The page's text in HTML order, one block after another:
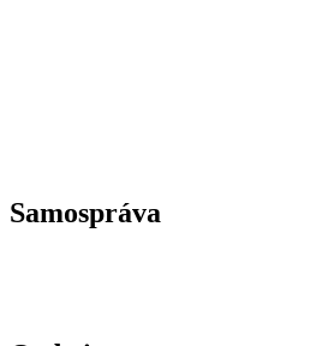
Samospráva